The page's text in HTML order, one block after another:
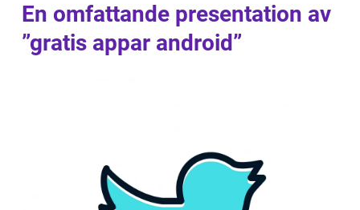
En omfattande presentation av
”gratis appar android”